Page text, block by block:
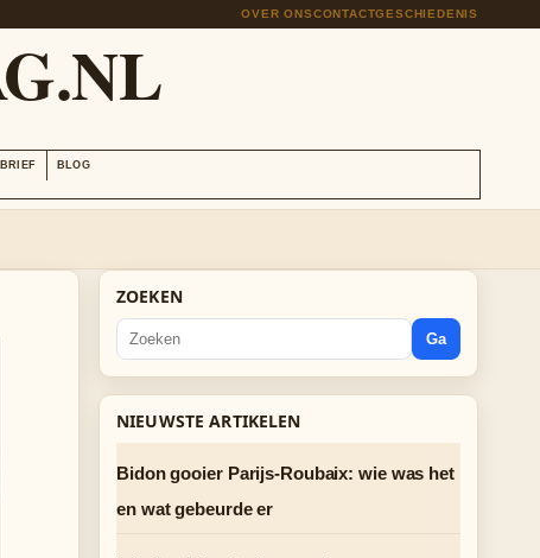
OVER ONSCONTACTGESCHIEDENIS
BLOG
ZOEKEN
Ga
NIEUWSTE ARTIKELEN
Bidon gooier Parijs-Roubaix: wie was het
en wat gebeurde er